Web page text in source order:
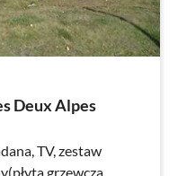
Deux Alpes
TV, zestaw
grzewcza,